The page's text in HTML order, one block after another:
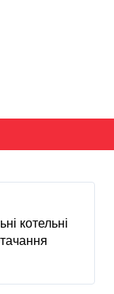
котельні